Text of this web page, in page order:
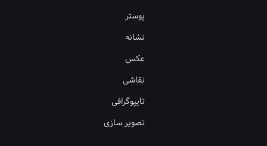
پوستر
نشانه
عکس
نقاشی
تایپوگرافی
تصویر سازی